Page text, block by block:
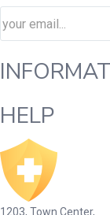
HELP
1203, Town Center,